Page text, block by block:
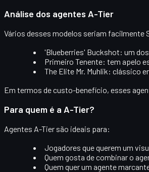
Análise dos agentes A-Tier
Vários desses modelos seriam facilmente
'Blueberries' Buckshot: um
Primeiro Tenente: tem apelo
The Elite Mr. Muhlik: clássico
Em termos de custo-benefício, esses
Para quem é a A-Tier?
Agentes A-Tier são ideais para:
Jogadores que querem um
Quem gosta de combinar o
Quem quer um agente